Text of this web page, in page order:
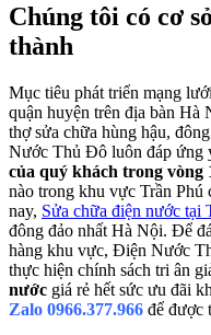
Chúng tôi có cơ
thành
Mục tiêu phát triển mạng
quận huyện trên địa bàn
thợ sửa chữa hùng hậu,
Nước Thủ Đô luôn đáp ứng
của quý khách trong vòng
nào trong khu vực Trần Phú
nay, Sửa chữa điện nước tại
đông đảo nhất Hà Nội. Để
hàng khu vực, Điện Nước
thực hiện chính sách tri ân
nước giá rẻ hết sức ưu đãi
Zalo 0966.377.966 để được